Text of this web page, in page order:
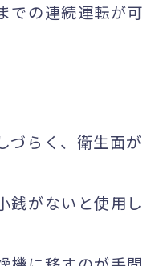
での連続運転が可
づらく、衛生面が
銭がないと使用し